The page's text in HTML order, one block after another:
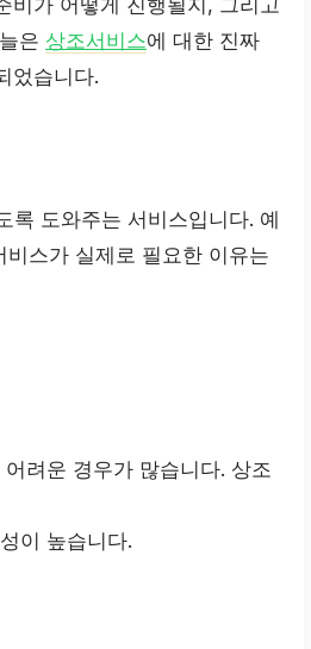
비가 어떻게 진행될지, 그리고
은 상조서비스에 대한 진짜
었습니다.
록 도와주는 서비스입니다. 예
스가 실제로 필요한 이유는
려운 경우가 많습니다. 상조
이 높습니다.